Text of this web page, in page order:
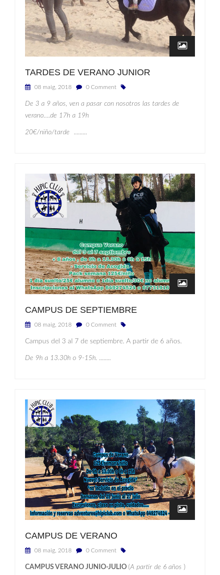
TARDES DE VERANO JUNIOR
08 maig, 2018 0 Comment
De 3 a 9 años, ven a pasar con nosotros las tardes de
verano….de 17h a 19h
20€/niño/tarde .........
CAMPUS DE SEPTIEMBRE
08 maig, 2018 0 Comment
Campus del 3 al 7 de septiembre. A partir de 6 años.
De 9h a 13.30h o 9-15h. ........
CAMPUS DE VERANO
08 maig, 2018 0 Comment
CAMPUS VERANO JUNIO-JULIO (A partir de 6 años )